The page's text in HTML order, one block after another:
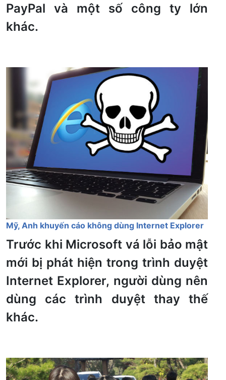
PayPal và một số công ty lớn
khác.
Mỹ, Anh khuyến cáo không dùng Internet Explorer
Trước khi Microsoft vá lỗi bảo mật
mới bị phát hiện trong trình duyệt
Internet Explorer, người dùng nên
dùng các trình duyệt thay thế
khác.